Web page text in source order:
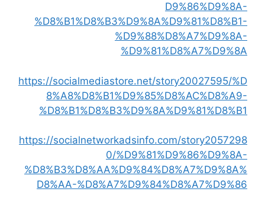
D9%86%D9%8A-
%D8%B1%D8%B3%D9%8A%D9%81%D8%B1-
%D9%88%D8%A7%D9%8A-
%D9%81%D8%A7%D9%8A
https://socialmediastore.net/story20027595/%D
8%A8%D8%B1%D9%85%D8%AC%D8%A9-
%D8%B1%D8%B3%D9%8A%D9%81%D8%B1
https://socialnetworkadsinfo.com/story2057298
0/%D9%81%D9%86%D9%8A-
%D8%B3%D8%AA%D9%84%D8%A7%D9%8A%
D8%AA-%D8%A7%D9%84%D8%A7%D9%86